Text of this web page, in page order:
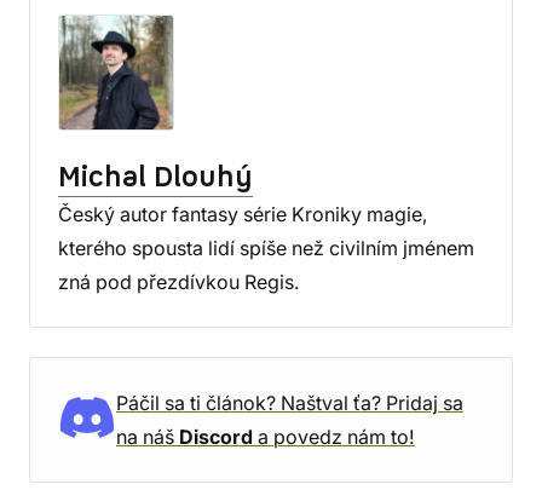
Michal Dlouhý
Český autor fantasy série Kroniky magie,
kterého spousta lidí spíše než civilním jménem
zná pod přezdívkou Regis.
Páčil sa ti článok? Naštval ťa? Pridaj sa
na náš Discord a povedz nám to!